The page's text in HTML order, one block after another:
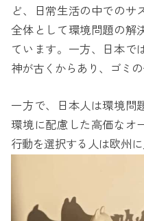
ど、日常生活の中でのサ
全体として環境問題の解
ています。一方、日本で
神が古くからあり、ゴミ
一方で、日本人は環境問
環境に配慮した高価なオ
行動を選択する人は欧州